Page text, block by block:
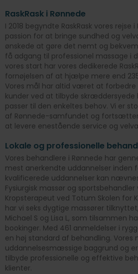
RaskRask i Rønnede
I 2018 begyndte RaskRask vores rejse
passion for at bringe sundhed og
ønskede at gøre det nemt og
få adgang til professionel massage i
vores start har vores dedikerede
fornøjelsen af at hjælpe mere end
Vores mål har altid været at forbedre
kunder ved at tilbyde skræddersyede
passer til den enkeltes behov. Vi er
af Rønnede-samfundet og
at levere enestående service og
Lokale og professionelle
Vores behandlere i Rønnede har
mest anerkendte uddannelser inden
kvalificerede uddannelser kan
Fysiurgisk massør og sportsbehandler
Kropsterapeut ved Totum Skolen for
har vi seks dygtige massører
Michael S og Lisa L, som tilsammen
bookinger. Med 461 anmeldelser i
en høj standard af behandling. Vores
uddannelsesmæssige baggrund og
tilbyde professionelle og effektive
klienter.